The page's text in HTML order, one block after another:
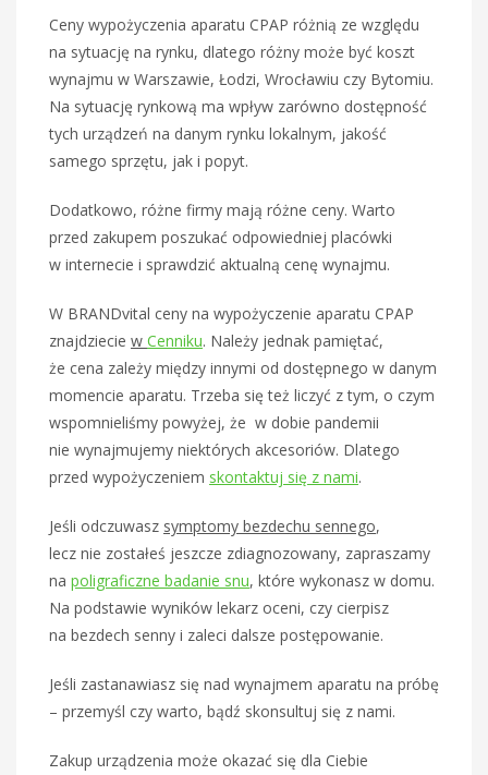
Ceny wypożyczenia aparatu CPAP różnią ze względu
na sytuację na rynku, dlatego różny może być koszt
wynajmu w Warszawie, Łodzi, Wrocławiu czy Bytomiu.
Na sytuację rynkową ma wpływ zarówno dostępność
tych urządzeń na danym rynku lokalnym, jakość
samego sprzętu, jak i popyt.
Dodatkowo, różne firmy mają różne ceny. Warto
przed zakupem poszukać odpowiedniej placówki
w internecie i sprawdzić aktualną cenę wynajmu.
W BRANDvital ceny na wypożyczenie aparatu CPAP
znajdziecie w Cenniku. Należy jednak pamiętać,
że cena zależy między innymi od dostępnego w danym
momencie aparatu. Trzeba się też liczyć z tym, o czym
wspomnieliśmy powyżej, że w dobie pandemii
nie wynajmujemy niektórych akcesoriów. Dlatego
przed wypożyczeniem skontaktuj się z nami.
Jeśli odczuwasz symptomy bezdechu sennego,
lecz nie zostałeś jeszcze zdiagnozowany, zapraszamy
na poligraficzne badanie snu, które wykonasz w domu.
Na podstawie wyników lekarz oceni, czy cierpisz
na bezdech senny i zaleci dalsze postępowanie.
Jeśli zastanawiasz się nad wynajmem aparatu na próbę
– przemyśl czy warto, bądź skonsultuj się z nami.
Zakup urządzenia może okazać się dla Ciebie